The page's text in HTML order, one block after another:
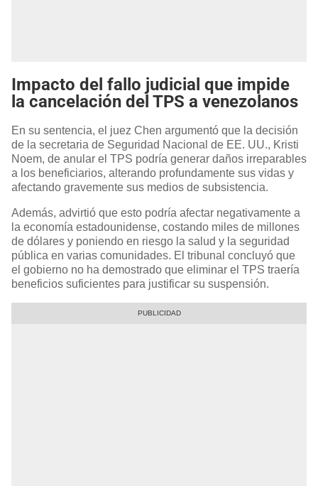
Impacto del fallo judicial que impide
la cancelación del TPS a venezolanos
En su sentencia, el juez Chen argumentó que la decisión
de la secretaria de Seguridad Nacional de EE. UU., Kristi
Noem, de anular el TPS podría generar daños irreparables
a los beneficiarios, alterando profundamente sus vidas y
afectando gravemente sus medios de subsistencia.
Además, advirtió que esto podría afectar negativamente a
la economía estadounidense, costando miles de millones
de dólares y poniendo en riesgo la salud y la seguridad
pública en varias comunidades. El tribunal concluyó que
el gobierno no ha demostrado que eliminar el TPS traería
beneficios suficientes para justificar su suspensión.